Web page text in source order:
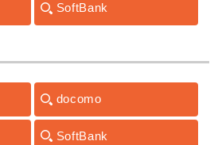
SoftBank
docomo
SoftBank